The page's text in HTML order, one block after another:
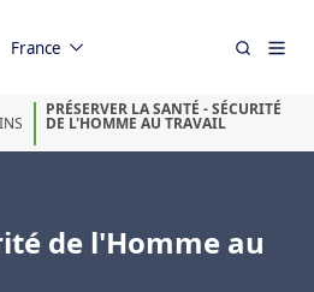
France
PRÉSERVER LA SANTÉ - SÉCURITÉ
DE L'HOMME AU TRAVAIL
de l'Homme au